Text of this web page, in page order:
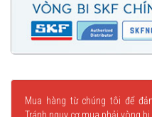
Mua hàng từ chúng tôi để